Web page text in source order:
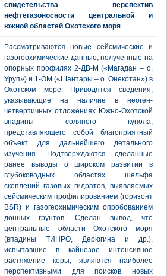
свидетельства перспектив
нефтегазоносности центральной и
южной областей Охотского моря
Рассматриваются новые сейсмические и
газогеохимические данные, полученные на
опорных профилях 2-ДВ-М («Магадан – о.
Уруп») и 1-ОМ («Шантары – о. Онекотан») в
Охотском море. Приводятся сведения,
указывающие на наличие в неоген-
четвертичных отложениях Южно-Охотской
впадины соляного купола,
представляющего собой благоприятный
объект для дальнейшего детального
изучения. Подтверждаются сделанные
ранее выводы о широком развитии в
глубоководных областях шельфа
скоплений газовых гидратов, выявляемых
сейсмическим профилированием (горизонт
BSR) и газогеохимическим опробованием
донных грунтов. Сделан вывод, что
центральные области Охотского моря
(впадины ТИНРО, Дерюгина и др.),
испытавшие в кайнозое интенсивное
растяжение коры, являются наиболее
перспективными для поисков новых